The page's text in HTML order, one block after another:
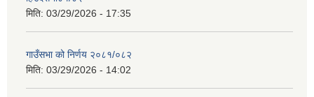
मिति: 03/29/2026 - 17:35
गाउँसभा को निर्णय २०८१/०८२
मिति: 03/29/2026 - 14:02